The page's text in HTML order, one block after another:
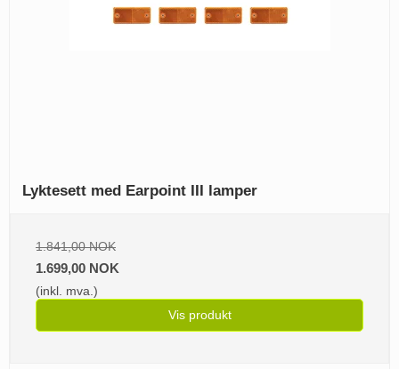
Lyktesett med Earpoint III lamper
1.841,00 NOK
1.699,00 NOK
(inkl. mva.)
Vis produkt